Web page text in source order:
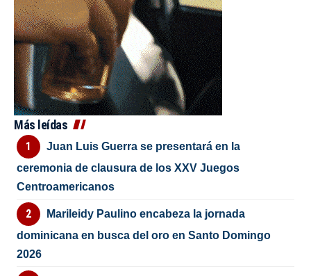
Más leídas
Juan Luis Guerra se presentará en la
ceremonia de clausura de los XXV Juegos
Centroamericanos
Marileidy Paulino encabeza la jornada
dominicana en busca del oro en Santo Domingo
2026